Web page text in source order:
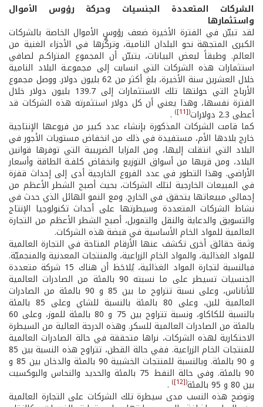
الشركات المتعددة الجنسيات وحركة رؤوس الأموال
واستثمارها
لقد تبيّن في الفترة الأخيرة ضعف رؤوس الأموال الخاصة بالشركات
الكبرى المتجهة نحو البلدان النامية، وتركُّزها في الأجزاء الغنية من
العالم. وطبقاً لبعض البيانات، يتبيّن أن المجموع المتراكـم لصافي
استثمارات هذه الشركات التي انسابت إلى مجموعـة البلاد النامية
خلال العشرين سنة الأخيرة، بلغ أكثر من 62 بليون دولار. ووصل مجموع
الأرباح التي حولتها تلك الاستثمارات إلى 139.7 بليون دولار خلال
الفترة نفسها، وهذا يعني أن كل دولار استثمرته هذه الشركات قد
أعطى 2.3 دولارات (
[11]
)
.
كما قامت الشركات المذكورة بإنشاء عدد كبير من فروعها الإنتاجية
خارج بلادها الأم، مستفيدة في ذلك من انخفاض مستويات الأجور في
البلاد التي انتقلت إليها، ومن المزايا الضريبية التي توفرها قوانين
البلاد، ومن قربها من أسواق التوزيع وانخفاض كلفـة الطاقة وأسعار
الأراضي. وهذا التطور في عدد الفروع الخارجية أدى إلى إحداث قفزة
في المبيعات الخارجية لتلك الشركات، بحيث أصبح الشطر الأعظم من
إجمالي مبيعاتها يتحقق في الخارج. ومع النمو الهائل الذي حدث في
نشاط الشركات المتعددة وسيطرتها على أحداث تكنولوجيا الإنتاج
والتسويق والدعاية والنقل والتمويل، أصبح الشطر الأعظم من التجارة
العالمية للمواد الخام الأساسية في قبضة هذه الشركات.
وثمة حقائق أخرى تكشف عنها الأرقام المتاحة في التجارة العالمية
للمواد الغذائية، والمواد الخام الزراعية، والمنتجات المعدنية والمنجميّة.
فبالنسبة لتجارة المواد الغذائية، يُلاحَظ أن هناك 15 شركة متعددة
الجنسيات تسيطر على ما نسبته 90 بالمئة من الصادرات العالمية
للأناناس، وعلى نسبة تتراوح ما بين 85 و 90 بالمئة من الصادرات
العالمية للبن، وعلى 80 بالمئة بالنسبة للشاي وعلى 85 بالمئة
بالنسبة للكاكاو، ونسبة تتراوح بين 75 و 80 بالمئة للموز، وعلى 60
بالمئة من الصادرات العالمية للسكر. وهذه الدرجة العالية من السيطرة
الاحتكارية لهذه الشركات، نراها متحققة في حالة الصادرات العالمية
للمنتجات الخام الزراعية. ففي حالة القطن، تتراوح هذه النسبة بين 85
و 90 بالمئة. وبالنسبة للمنتجات الخشبية 90 بالمئة والدخان بين 85 و
90 بالمئة. وفي حالة النفط 75 بالمئة والحديد والنحاس والبوكسيت
بين 80 و 95 بالمئة (
[12]
)
.
وتوضح هذه النسب مدى سيطرة تلك الشركات على التجارة العالمية